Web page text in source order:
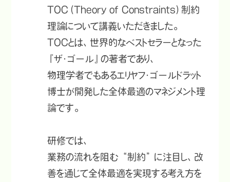
TOC（Theory of Constraints）制約
理論について講義いただきました。
TOCとは、世界的なベストセラーとなった
『ザ・ゴール』の著者であり、
物理学者でもあるエリヤフ・ゴールドラット
博士が開発した全体最適のマネジメント理
論です。
研修では、
業務の流れを阻む “制約” に注目し、改
善を通じて全体最適を実現する考え方を